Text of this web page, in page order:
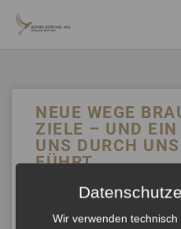
INHALT
NEUE WEGE
ZIELE – UND
UNS DURCH
FÜHRT
Der Oktober ist ein Monat
starten ohne klares Ziel –
Wir verwenden